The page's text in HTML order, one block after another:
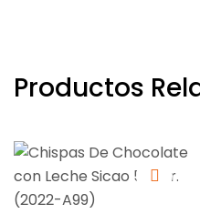
Productos